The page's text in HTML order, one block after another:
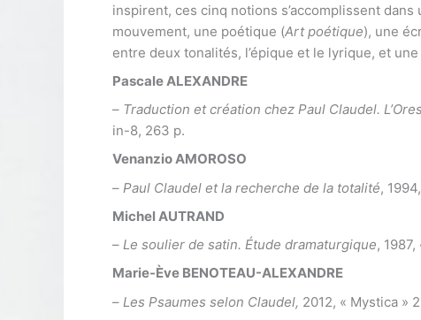
inspirent, ces cinq notions s’accomplissent
mouvement, une poétique (Art poétique), une
entre deux tonalités, l’épique et le lyrique, et
Pascale ALEXANDRE
– Traduction et création chez Paul Claudel.
in-8, 263 p.
Venanzio AMOROSO
– Paul Claudel et la recherche de la totalité,
Michel AUTRAND
– Le soulier de satin. Étude dramaturgique,
Marie-Ève BENOTEAU-ALEXANDRE
– Les Psaumes selon Claudel, 2012, « Mystica »